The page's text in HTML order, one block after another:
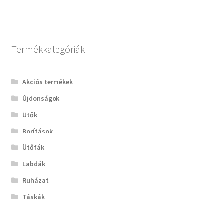
Termékkategóriák
Akciós termékek
Újdonságok
Ütők
Borítások
Ütőfák
Labdák
Ruházat
Táskák